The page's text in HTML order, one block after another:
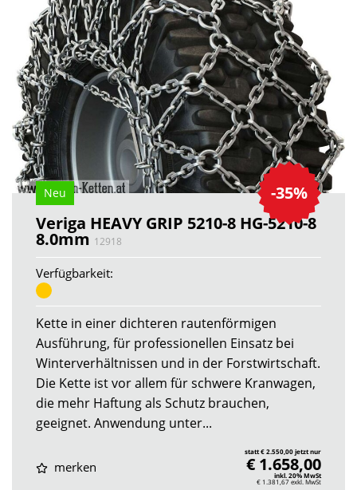
-35%
Neu
Veriga HEAVY GRIP 5210-8 HG-5210-8
8.0mm 12918
Verfügbarkeit:
Kette in einer dichteren rautenförmigen
Ausführung, für professionellen Einsatz bei
Winterverhältnissen und in der Forstwirtschaft.
Die Kette ist vor allem für schwere Kranwagen,
die mehr Haftung als Schutz brauchen,
geeignet. Anwendung unter...
merken
statt € 2.550,00 jetzt nur
€ 1.658,00
inkl. 20% MwSt
€ 1.381,67exkl. MwSt